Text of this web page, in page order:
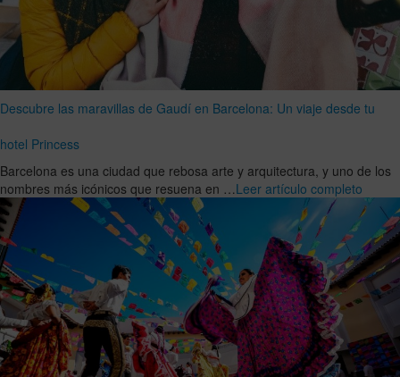
Descubre las maravillas de Gaudí en Barcelona: Un viaje desde tu
hotel Princess
Barcelona es una ciudad que rebosa arte y arquitectura, y uno de los
nombres más icónicos que resuena en …Leer artículo completo